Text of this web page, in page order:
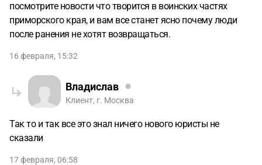
посмотрите новости что творится в воинских частях
приморского края, и вам все станет ясно почему люди
после ранения не хотят возвращаться.
16 февраля, 15:32
Владислав
Клиент, г. Москва
Так то и так все это знал ничего нового юристы не
сказали
17 февраля, 06:58